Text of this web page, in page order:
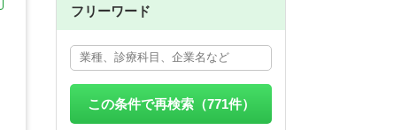
フリーワード
この条件で再検索（771件）